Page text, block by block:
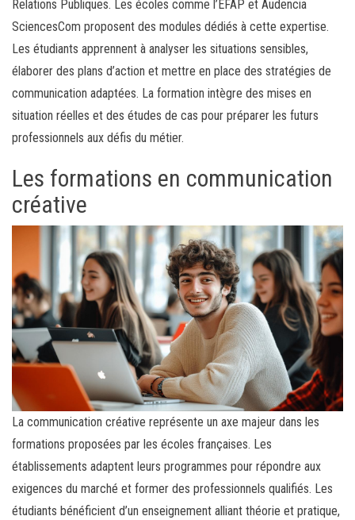
Relations Publiques. Les écoles comme l’EFAP et Audencia
SciencesCom proposent des modules dédiés à cette expertise.
Les étudiants apprennent à analyser les situations sensibles,
élaborer des plans d’action et mettre en place des stratégies de
communication adaptées. La formation intègre des mises en
situation réelles et des études de cas pour préparer les futurs
professionnels aux défis du métier.
Les formations en communication
créative
La communication créative représente un axe majeur dans les
formations proposées par les écoles françaises. Les
établissements adaptent leurs programmes pour répondre aux
exigences du marché et former des professionnels qualifiés. Les
étudiants bénéficient d’un enseignement alliant théorie et pratique,